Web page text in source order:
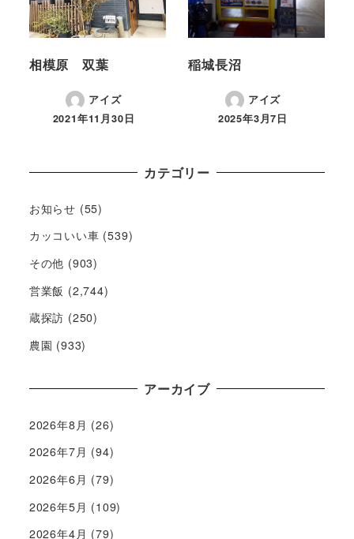
相模原 双葉
アイズ
2021年11月30日
稲城長沼
アイズ
2025年3月7日
カテゴリー
お知らせ (55)
カッコいい車 (539)
その他 (903)
営業飯 (2,744)
蔵探訪 (250)
農園 (933)
アーカイブ
2026年8月 (26)
2026年7月 (94)
2026年6月 (79)
2026年5月 (109)
2026年4月 (79)